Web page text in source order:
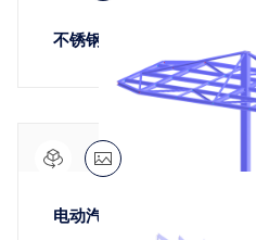
不锈钢气罐
电动汽车充电站